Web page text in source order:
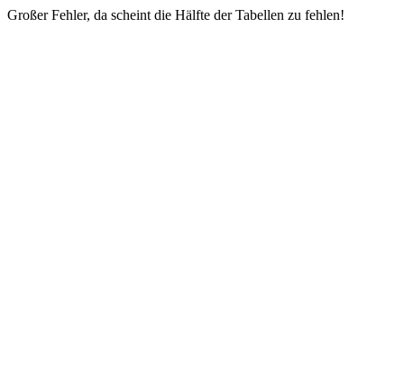
Großer Fehler, da scheint die Hälfte der Tabellen zu fehlen!